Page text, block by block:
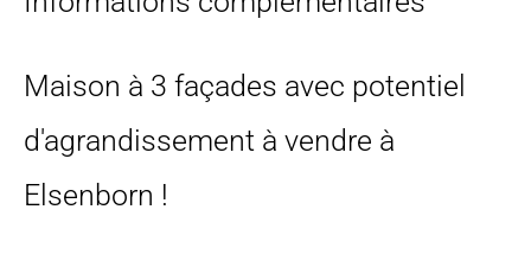
Maison à 3 façades avec potentiel
d'agrandissement à vendre à
Elsenborn !